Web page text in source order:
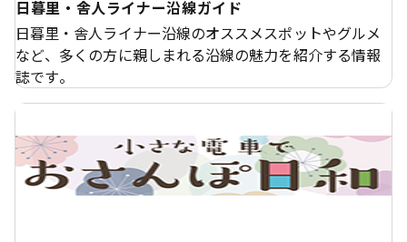
日暮里・舎人ライナー沿線ガイド
日暮里・舎人ライナー沿線のオススメスポットやグルメ
など、多くの方に親しまれる沿線の魅力を紹介する情報
誌です。